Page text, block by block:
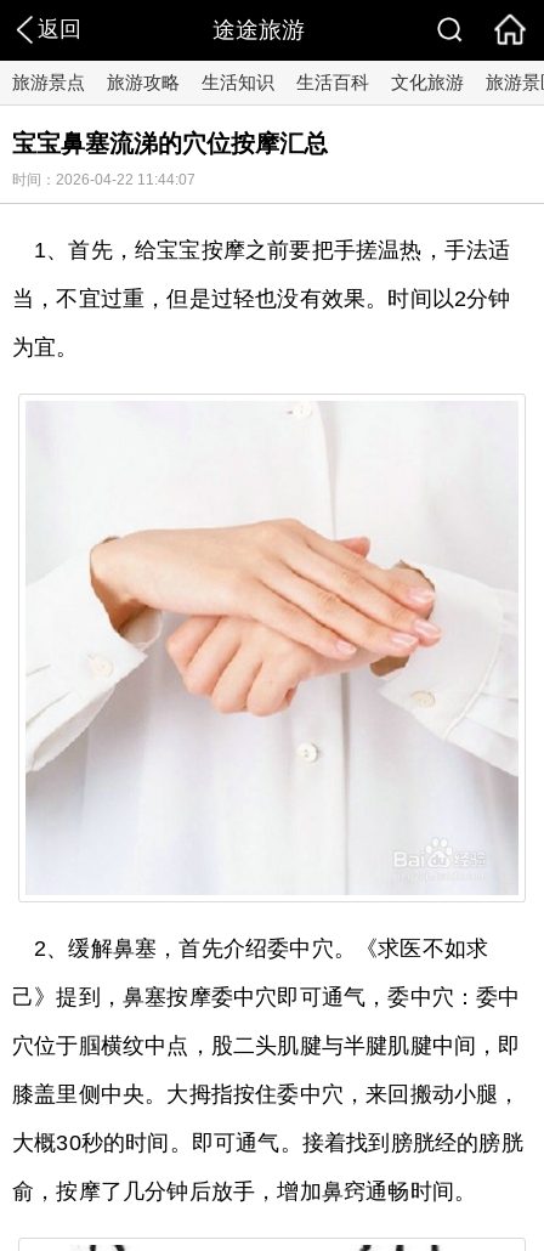
返回 途途旅游
旅游景点 旅游攻略 生活知识 生活百科 文化旅游 旅游景
宝宝鼻塞流涕的穴位按摩汇总
时间：2026-04-22 11:44:07
1、首先，给宝宝按摩之前要把手搓温热，手法适
当，不宜过重，但是过轻也没有效果。时间以2分钟
为宜。
2、缓解鼻塞，首先介绍委中穴。《求医不如求
己》提到，鼻塞按摩委中穴即可通气，委中穴：委中
穴位于腘横纹中点，股二头肌腱与半腱肌腱中间，即
膝盖里侧中央。大拇指按住委中穴，来回搬动小腿，
大概30秒的时间。即可通气。接着找到膀胱经的膀胱
俞，按摩了几分钟后放手，增加鼻窍通畅时间。